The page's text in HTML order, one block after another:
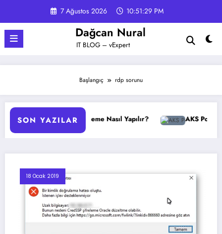
7 Ağustos 2026 10:51:29 PM
Dağcan Nural
IT BLOG – vExpert
Başlangıç rdp sorunu
SON YAZILAR
GPO Yedekleme Nasıl Yapılır? AKS Pod
18 Ocak 2019